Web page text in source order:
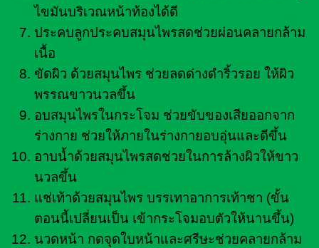
ไขมันบริเวณหน้าท้องได้ดี
ประคบลูกประคบสมุนไพรสดช่วยผ่อนคลายกล้าม
เนื้อ
ขัดผิว ด้วยสมุนไพร ช่วยลดด่างดำริ้วรอย ให้ผิว
พรรณขาวนวลขึ้น
อบสมุนไพรในกระโจม ช่วยขับของเสียออกจาก
ร่างกาย ช่วยให้ภายในร่างกายอบอุ่นและดีขึ้น
อาบน้ำด้วยสมุนไพรสดช่วยในการล้างผิวให้ขาว
นวลขึ้น
แช่เท้าด้วยสมุนไพร บรรเทาอาการเท้าชา (ขั้น
ตอนนี้เปลี่ยนเป็น เข้ากระโจมอบตัวให้นานขึ้น)
นวดหน้า กดจุดใบหน้าและศรีษะช่วยคลายกล้าม